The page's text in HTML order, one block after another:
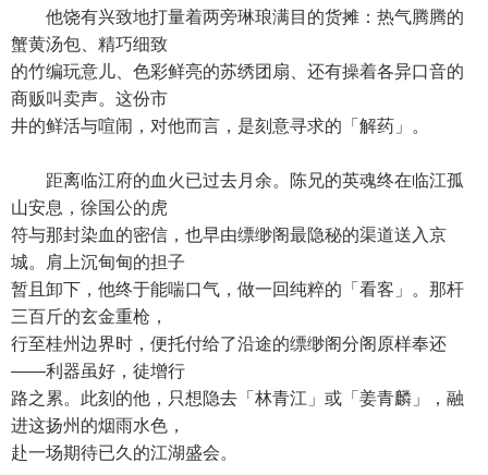
他饶有兴致地打量着两旁琳琅满目的货摊：热气腾腾的
蟹黄汤包、精巧细致
的竹编玩意儿、色彩鲜亮的苏绣团扇、还有操着各异口音的
商贩叫卖声。这份市
井的鲜活与喧闹，对他而言，是刻意寻求的「解药」。
距离临江府的血火已过去月余。陈兄的英魂终在临江孤
山安息，徐国公的虎
符与那封染血的密信，也早由缥缈阁最隐秘的渠道送入京
城。肩上沉甸甸的担子
暂且卸下，他终于能喘口气，做一回纯粹的「看客」。那杆
三百斤的玄金重枪，
行至桂州边界时，便托付给了沿途的缥缈阁分阁原样奉还
——利器虽好，徒增行
路之累。此刻的他，只想隐去「林青江」或「姜青麟」，融
进这扬州的烟雨水色，
赴一场期待已久的江湖盛会。